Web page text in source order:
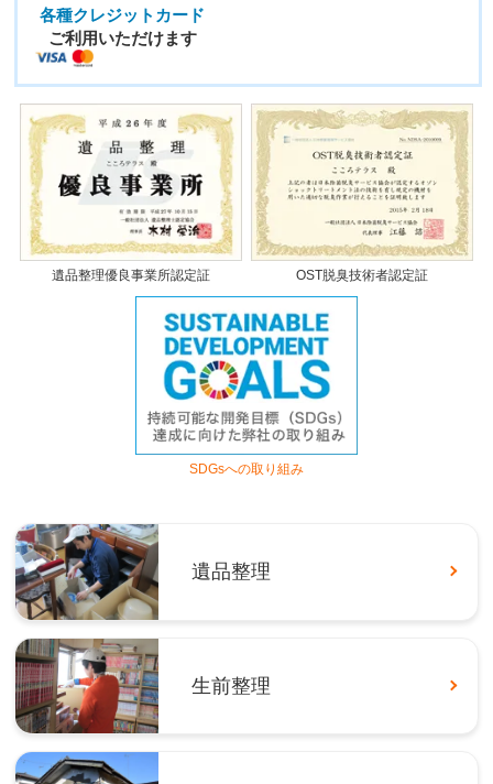
各種クレジットカード
ご利用いただけます
遺品整理優良事業所認定証 OST脱臭技術者認定証
SDGsへの取り組み
遺品整理
生前整理